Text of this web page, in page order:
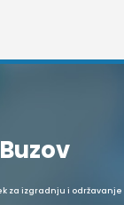
za izgradnju i održavanje